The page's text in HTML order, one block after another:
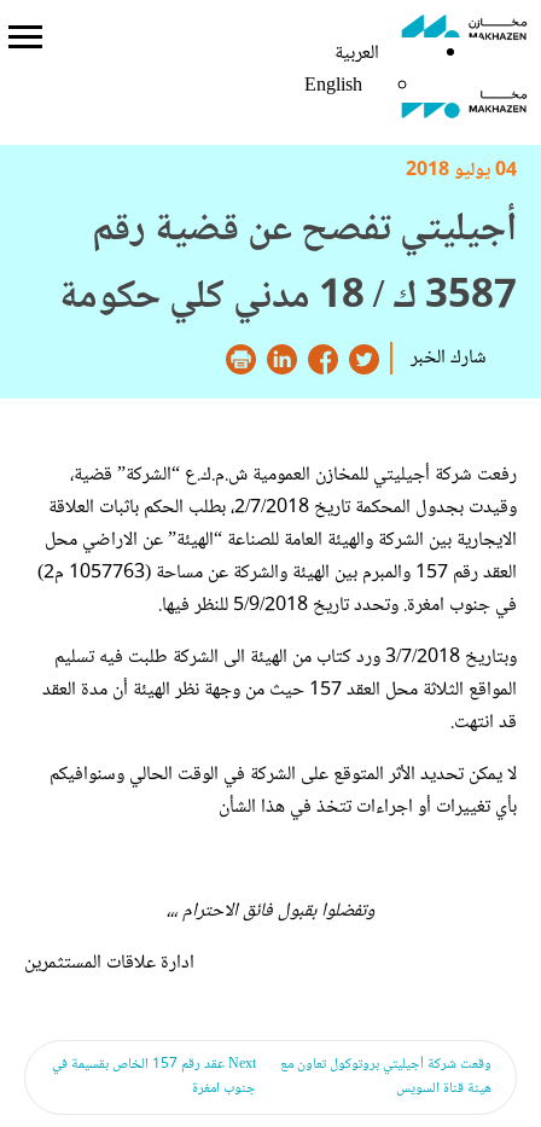
العربية
English
العربية
English
04 يوليو 2018
أجيليتي تفصح عن قضية رقم
3587 ك / 18 مدني كلي حكومة
شارك الخبر
رفعت شركة أجيليتي للمخازن العمومية ش.م.ك.ع “الشركة” قضية،
وقيدت بجدول المحكمة تاريخ 2/7/2018، بطلب الحكم باثبات العلاقة
الايجارية بين الشركة والهيئة العامة للصناعة “الهيئة” عن الاراضي محل
العقد رقم 157 والمبرم بين الهيئة والشركة عن مساحة (1057763 م2)
في جنوب امغرة. وتحدد تاريخ 5/9/2018 للنظر فيها.
وبتاريخ 3/7/2018 ورد كتاب من الهيئة الى الشركة طلبت فيه تسليم
المواقع الثلاثة محل العقد 157 حيث من وجهة نظر الهيئة أن مدة العقد
قد انتهت.
لا يمكن تحديد الأثر المتوقع على الشركة في الوقت الحالي وسنوافيكم
بأي تغييرات أو اجراءات تتخذ في هذا الشأن
وتفضلوا بقبول فائق الاحترام ،،،
ادارة علاقات المستثمرين
وقعت شركة أجيليتي بروتوكول تعاون مع
هيئة قناة السويس
Next
عقد رقم 157 الخاص بقسيمة في
جنوب امغرة